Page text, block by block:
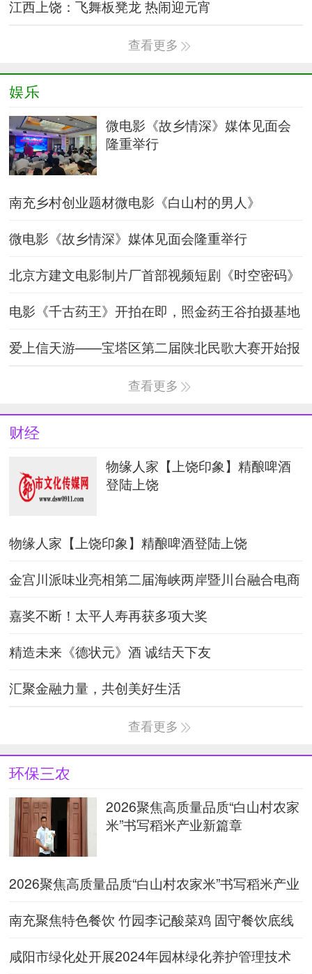
江西上饶：飞舞板凳龙 热闹迎元宵
查看更多
娱乐
微电影《故乡情深》媒体见面会
隆重举行
南充乡村创业题材微电影《白山村的男人》
微电影《故乡情深》媒体见面会隆重举行
北京方建文电影制片厂首部视频短剧《时空密码》
电影《千古药王》开拍在即，照金药王谷拍摄基地
爱上信天游——宝塔区第二届陕北民歌大赛开始报
查看更多
财经
物缘人家【上饶印象】精酿啤酒
登陆上饶
物缘人家【上饶印象】精酿啤酒登陆上饶
金宫川派味业亮相第二届海峡两岸暨川台融合电商
嘉奖不断！太平人寿再获多项大奖
精造未来《德状元》酒 诚结天下友
汇聚金融力量，共创美好生活
查看更多
环保三农
2026聚焦高质量品质“白山村农家
米”书写稻米产业新篇章
2026聚焦高质量品质“白山村农家米”书写稻米产业
南充聚焦特色餐饮 竹园李记酸菜鸡 固守餐饮底线
咸阳市绿化处开展2024年园林绿化养护管理技术